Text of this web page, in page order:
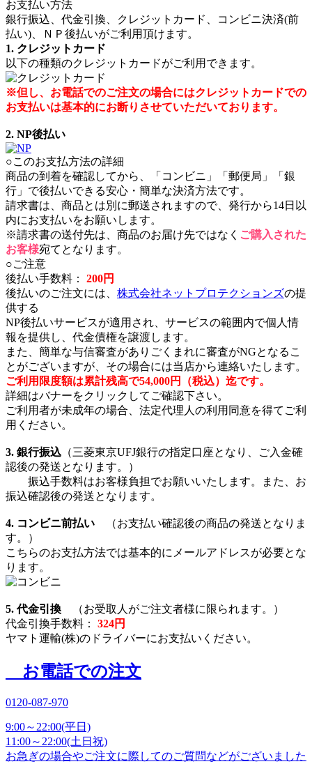
お支払い方法
銀行振込、代金引換、クレジットカード、コンビニ決済(前
払い)、ＮＰ後払いがご利用頂けます。
1. クレジットカード
以下の種類のクレジットカードがご利用できます。
※但し、お電話でのご注文の場合にはクレジットカードでの
お支払いは基本的にお断りさせていただいております。
2. NP後払い
○このお支払方法の詳細
商品の到着を確認してから、「コンビニ」「郵便局」「銀
行」で後払いできる安心・簡単な決済方法です。
請求書は、商品とは別に郵送されますので、発行から14日以
内にお支払いをお願いします。
※請求書の送付先は、商品のお届け先ではなく ご購入された
お客様宛てとなります。
○ご注意
後払い手数料：
200円
後払いのご注文には、 株式会社ネットプロテクションズの提
供する
NP後払いサービスが適用され、サービスの範囲内で個人情
報を提供し、代金債権を譲渡します。
また、簡単な与信審査がありごくまれに審査がNGとなるこ
とがございますが、その場合には当店から連絡いたします。
ご利用限度額は累計残高で54,000円（税込）迄です。
詳細はバナーをクリックしてご確認下さい。
ご利用者が未成年の場合、法定代理人の利用同意を得てご利
用ください。
3. 銀行振込 （三菱東京UFJ銀行の指定口座となり、ご入金確
認後の発送となります。）
振込手数料はお客様負担でお願いいたします。また、お
振込確認後の発送となります。
4. コンビニ前払い （お支払い確認後の商品の発送となりま
す。）
こちらのお支払方法では基本的にメールアドレスが必要とな
ります。
5. 代金引換 （お受取人がご注文者様に限られます。）
代金引換手数料：
324円
ヤマト運輸(株)のドライバーにお支払いください。
お電話での注文
0120-087-970
9:00～22:00(平日)
11:00～22:00(土日祝)
お急ぎの場合やご注文に際してのご質問などがございました